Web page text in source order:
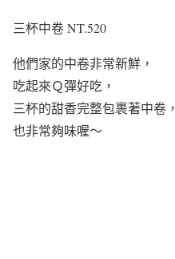
三杯中卷 NT.520
他們家的中卷非常新鮮，
吃起來Ｑ彈好吃，
三杯的甜香完整包裹著中卷，
也非常夠味喔～